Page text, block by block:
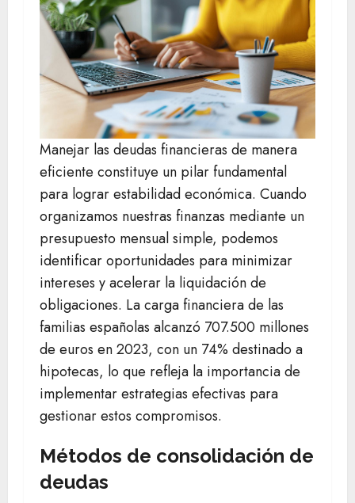
Manejar las deudas financieras de manera
eficiente constituye un pilar fundamental
para lograr estabilidad económica. Cuando
organizamos nuestras finanzas mediante un
presupuesto mensual simple, podemos
identificar oportunidades para minimizar
intereses y acelerar la liquidación de
obligaciones. La carga financiera de las
familias españolas alcanzó 707.500 millones
de euros en 2023, con un 74% destinado a
hipotecas, lo que refleja la importancia de
implementar estrategias efectivas para
gestionar estos compromisos.
Métodos de consolidación de
deudas